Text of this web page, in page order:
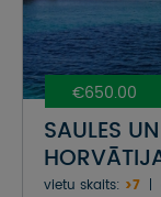
€650.00
SAULES
vietu skaits: >7